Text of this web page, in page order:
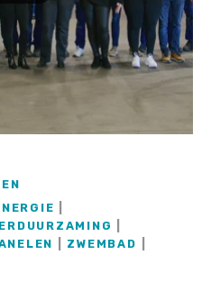
ZWEMBAD